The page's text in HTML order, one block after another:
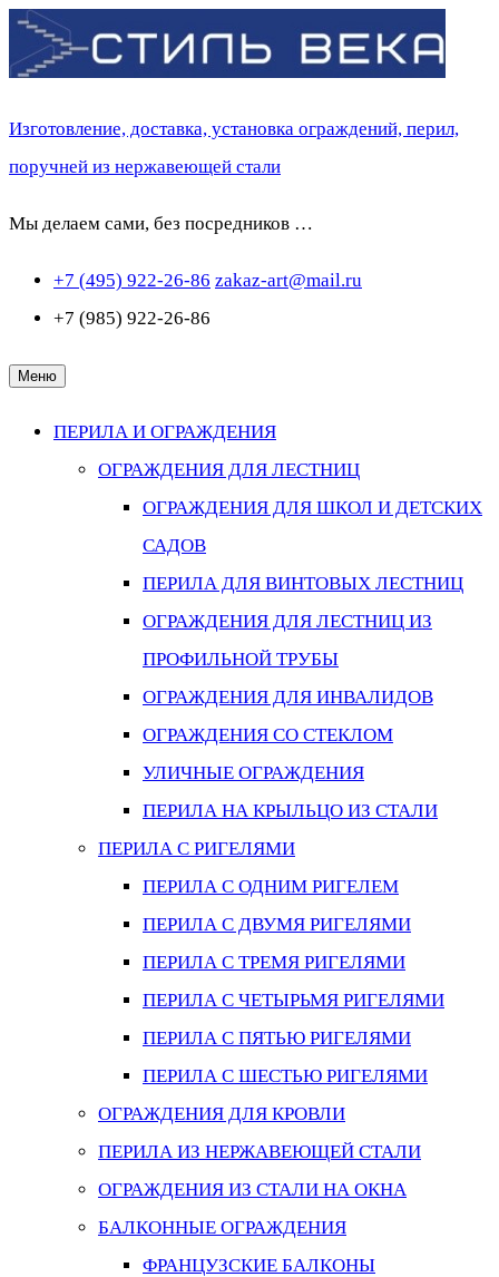
Перейти
к
Изготовление, доставка, установка ограждений, перил,
поручней из нержавеющей стали
Мы делаем сами, без посредников …
+7 (495) 922-26-86 zakaz-art@mail.ru
+7 (985) 922-26-86
Меню
ПЕРИЛА И ОГРАЖДЕНИЯ
ОГРАЖДЕНИЯ ДЛЯ ЛЕСТНИЦ
ОГРАЖДЕНИЯ ДЛЯ ШКОЛ И ДЕТСКИХ
САДОВ
ПЕРИЛА ДЛЯ ВИНТОВЫХ ЛЕСТНИЦ
ОГРАЖДЕНИЯ ДЛЯ ЛЕСТНИЦ ИЗ
ПРОФИЛЬНОЙ ТРУБЫ
ОГРАЖДЕНИЯ ДЛЯ ИНВАЛИДОВ
ОГРАЖДЕНИЯ СО СТЕКЛОМ
УЛИЧНЫЕ ОГРАЖДЕНИЯ
ПЕРИЛА НА КРЫЛЬЦО ИЗ СТАЛИ
ПЕРИЛА С РИГЕЛЯМИ
ПЕРИЛА С ОДНИМ РИГЕЛЕМ
ПЕРИЛА С ДВУМЯ РИГЕЛЯМИ
ПЕРИЛА С ТРЕМЯ РИГЕЛЯМИ
ПЕРИЛА С ЧЕТЫРЬМЯ РИГЕЛЯМИ
ПЕРИЛА С ПЯТЬЮ РИГЕЛЯМИ
ПЕРИЛА С ШЕСТЬЮ РИГЕЛЯМИ
ОГРАЖДЕНИЯ ДЛЯ КРОВЛИ
ПЕРИЛА ИЗ НЕРЖАВЕЮЩЕЙ СТАЛИ
ОГРАЖДЕНИЯ ИЗ СТАЛИ НА ОКНА
БАЛКОННЫЕ ОГРАЖДЕНИЯ
ФРАНЦУЗСКИЕ БАЛКОНЫ